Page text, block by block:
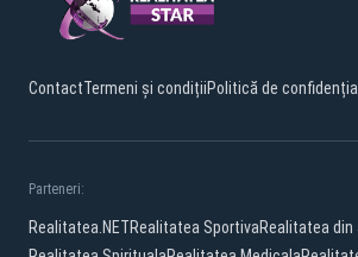
ContactTermeni și condițiiPolitică de
Parteneri:
Realitatea.NETRealitatea SportivaRealitatea